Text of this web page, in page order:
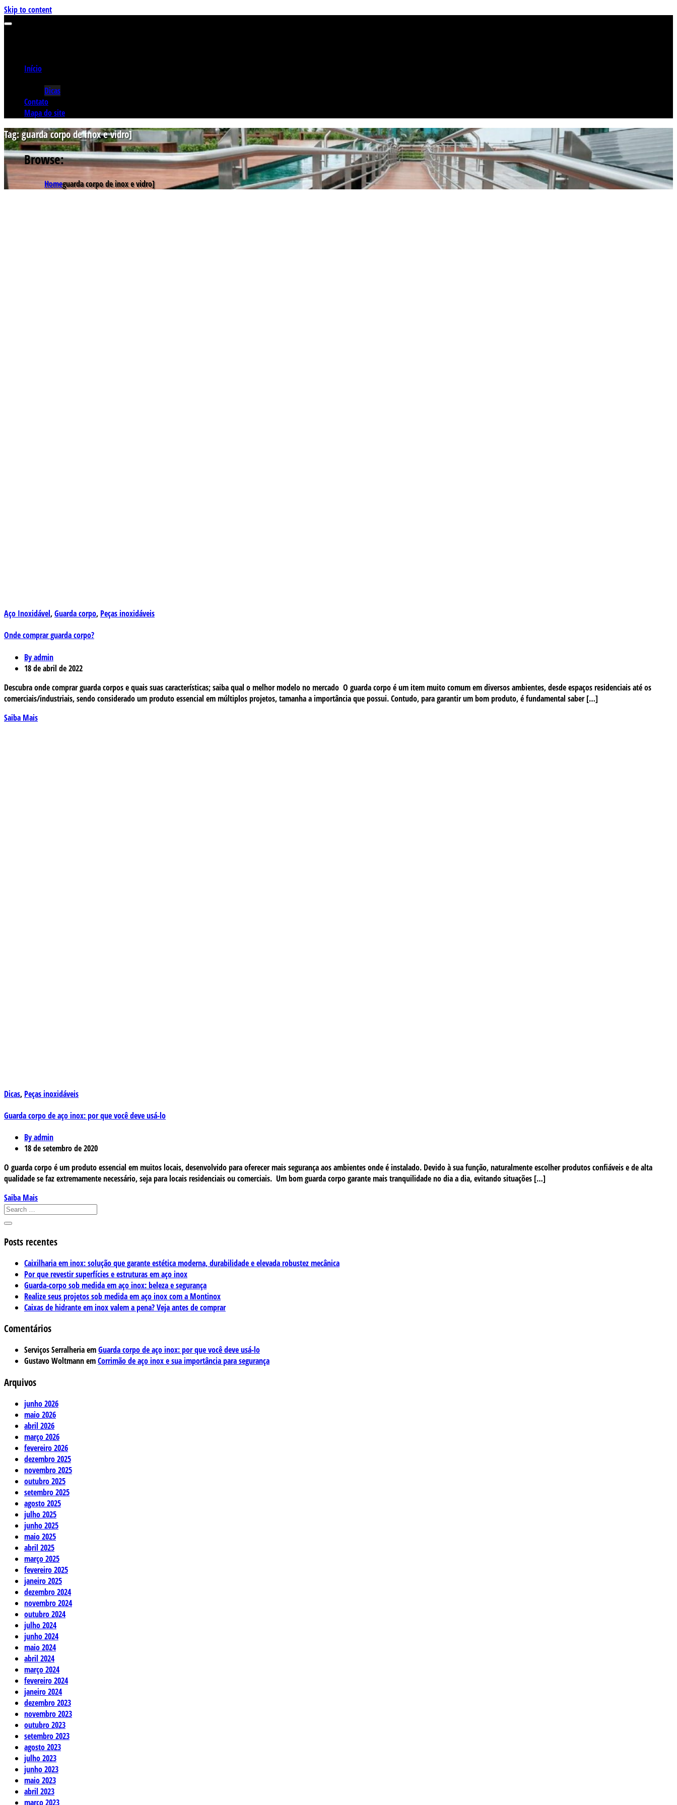
Skip to content
Início
Dicas
Contato
Mapa do site
Tag:guarda corpo de inox e vidro]
Browse:
Homeguarda corpo de inox e vidro]
Aço Inoxidável,Guarda corpo, Peças inoxidáveis
Onde comprar guarda corpo?
By admin
18 de abril de 2022
Descubra onde comprar guarda corpos e quais suas características; saiba qual o melhor modelo no mercado O guarda corpo é um item muito comum em diversos ambientes, desde espaços residenciais até os
comerciais/industriais, sendo considerado um produto essencial em múltiplos projetos, tamanha a importância que possui. Contudo, para garantir um bom produto, é fundamental saber […]
Saiba Mais
Dicas, Peças inoxidáveis
Guarda corpo de aço inox: por que você deve usá-lo
By admin
18 de setembro de 2020
O guarda corpo é um produto essencial em muitos locais, desenvolvido para oferecer mais segurança aos ambientes onde é instalado. Devido à sua função, naturalmente escolher produtos confiáveis e de alta
qualidade se faz extremamente necessário, seja para locais residenciais ou comerciais. Um bom guarda corpo garante mais tranquilidade no dia a dia, evitando situações […]
Saiba Mais
Posts recentes
Caixilharia em inox: solução que garante estética moderna, durabilidade e elevada robustez mecânica
Por que revestir superfícies e estruturas em aço inox
Guarda-corpo sob medida em aço inox: beleza e segurança
Realize seus projetos sob medida em aço inox com a Montinox
Caixas de hidrante em inox valem a pena? Veja antes de comprar
Comentários
Serviços SerralheriaemGuarda corpo de aço inox: por que você deve usá-lo
Gustavo WoltmannemCorrimão de aço inox e sua importância para segurança
Arquivos
junho 2026
maio 2026
abril 2026
março 2026
fevereiro 2026
dezembro 2025
novembro 2025
outubro 2025
setembro 2025
agosto 2025
julho 2025
junho 2025
maio 2025
abril 2025
março 2025
fevereiro 2025
janeiro 2025
dezembro 2024
novembro 2024
outubro 2024
julho 2024
junho 2024
maio 2024
abril 2024
março 2024
fevereiro 2024
janeiro 2024
dezembro 2023
novembro 2023
outubro 2023
setembro 2023
agosto 2023
julho 2023
junho 2023
maio 2023
abril 2023
março 2023